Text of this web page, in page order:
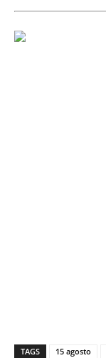
TAGS 15 agosto